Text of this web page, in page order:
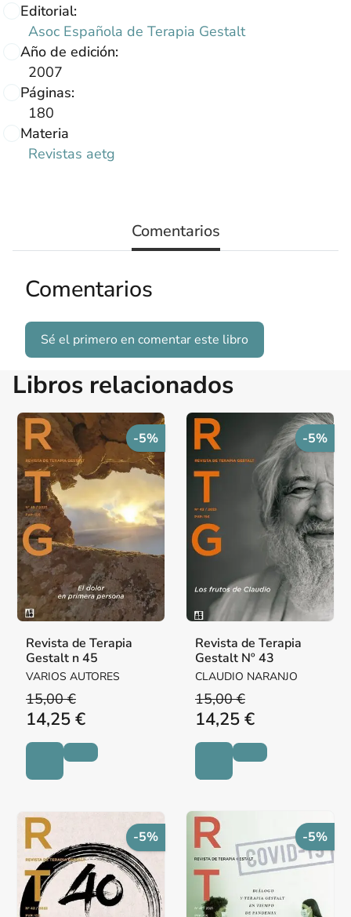
Editorial:
Asoc Española de Terapia Gestalt
Año de edición:
2007
Páginas:
180
Materia
Revistas aetg
Comentarios
Comentarios
Sé el primero en comentar este libro
Libros relacionados
-5%
Revista de Terapia
Gestalt n 45
VARIOS AUTORES
15,00 €
14,25 €
-5%
Revista de Terapia
Gestalt Nº 43
CLAUDIO NARANJO
15,00 €
14,25 €
-5% -5%